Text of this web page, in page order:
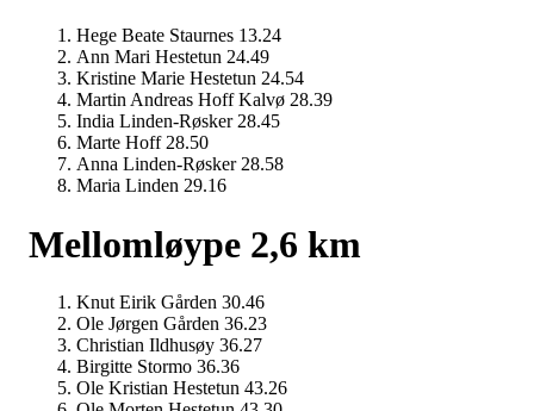
Hege Beate Staurnes 13.24
Ann Mari Hestetun 24.49
Kristine Marie Hestetun 24.54
Martin Andreas Hoff Kalvø 28.39
India Linden-Røsker 28.45
Marte Hoff 28.50
Anna Linden-Røsker 28.58
Maria Linden 29.16
Mellomløype 2,6 km
Knut Eirik Gården 30.46
Ole Jørgen Gården 36.23
Christian Ildhusøy 36.27
Birgitte Stormo 36.36
Ole Kristian Hestetun 43.26